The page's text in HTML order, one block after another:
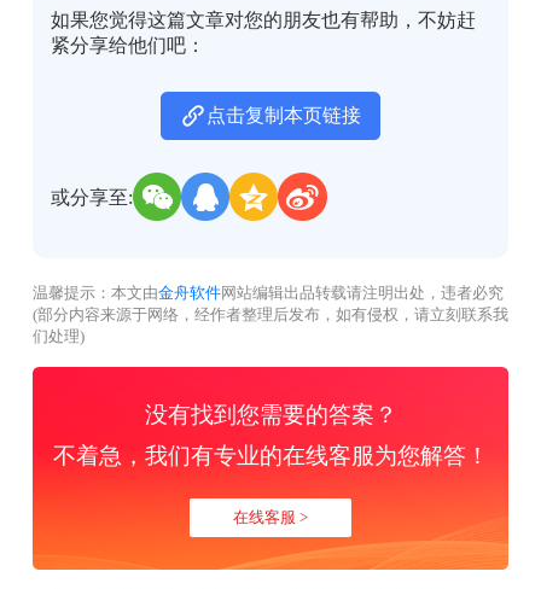
如果您觉得这篇文章对您的朋友也有帮助，不妨赶
紧分享给他们吧：
点击复制本页链接
或分享至:
温馨提示：本文由金舟软件网站编辑出品转载请注明出处，违者必究
(部分内容来源于网络，经作者整理后发布，如有侵权，请立刻联系我
们处理)
没有找到您需要的答案？
不着急，我们有专业的在线客服为您解答！
在线客服 >